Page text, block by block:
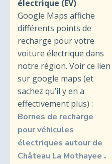
électrique (EV)
Google Maps affiche
différents points de
recharge pour votre
voiture électrique dans
notre région. Voir ce lien
sur google maps (et
sachez qu’il y en a
effectivement plus) :
Bornes de recharge
pour véhicules
électriques autour de
Château La Mothayee .